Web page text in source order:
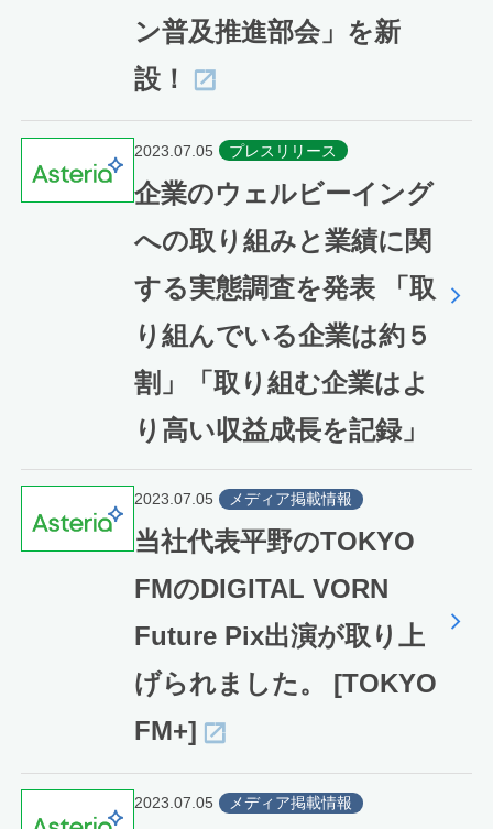
ン普及推進部会」を新
設！
2023.07.05 プレスリリース
企業のウェルビーイング
への取り組みと業績に関
する実態調査を発表 「取
り組んでいる企業は約５
割」「取り組む企業はよ
り高い収益成長を記録」
2023.07.05 メディア掲載情報
当社代表平野のTOKYO
FMのDIGITAL VORN
Future Pix出演が取り上
げられました。 [TOKYO
FM+]
2023.07.05 メディア掲載情報